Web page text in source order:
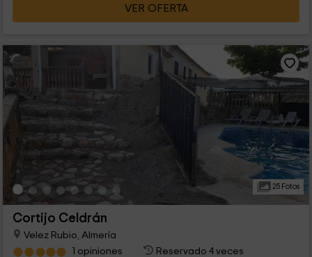
VER OFERTA
25 Fotos
Cortijo Celdrán
Velez Rubio, Almería
1 opiniones
Reservado 4 veces